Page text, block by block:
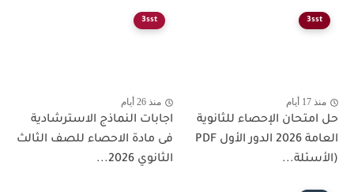
3sst
منذ 17 أيام
حل امتحان الإحصاء للثانوية
العامة 2026 الدور الأول PDF
(الأسئلة...
3sst
منذ 26 أيام
اجابات النماذج الاسترشادية
فى مادة الاحصاء للصف الثالث
الثانوي 2026...